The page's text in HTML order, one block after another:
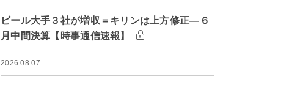
ビール大手３社が増収＝キリンは上方修正―６
月中間決算【時事通信速報】
2026.08.07